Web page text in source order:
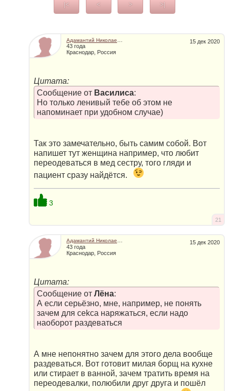
|< < > >|
15 дек 2020
43 года
Краснодар, Россия
Цитата:
Сообщение от Василиса:
Но только ленивый тебе об этом не
напоминает при удобном случае)
Так это замечательно, быть самим собой. Вот
напишет тут женщина например, что любит
переодеваться в мед сестру, того гляди и
пациент сразу найдётся.
3
21
15 дек 2020
43 года
Краснодар, Россия
Цитата:
Сообщение от Лёна:
А если серьёзно, мне, например, не понять
зачем для сеkcа наряжаться, если надо
наоборот раздеваться
А мне непонятно зачем для этого дела вообще
раздеваться. Вот готовит милая борщ на кухне
или стирает в ванной, зачем тратить время на
переодевалки, полюбили друг друга и пошёл